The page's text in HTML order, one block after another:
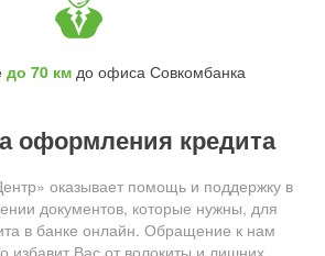
до 70 кмдо офиса Совкомбанка
оформления кредита
оказывает помощь и поддержку в
документов, которые нужны, для
в банке онлайн. Обращение к нам
избавит Вас от волокиты и лишних